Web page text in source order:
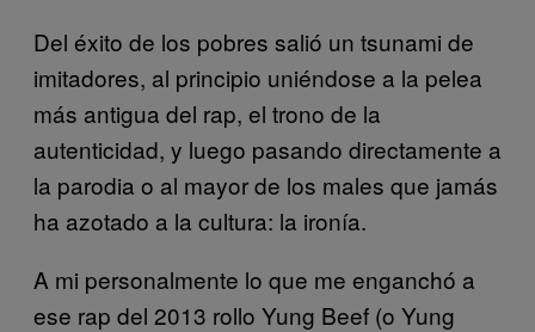
Del éxito de los pobres salió un tsunami de
imitadores, al principio uniéndose a la pelea
más antigua del rap, el trono de la
autenticidad, y luego pasando directamente a
la parodia o al mayor de los males que jamás
ha azotado a la cultura: la ironía.
A mi personalmente lo que me enganchó a
ese rap del 2013 rollo Yung Beef (o Yung